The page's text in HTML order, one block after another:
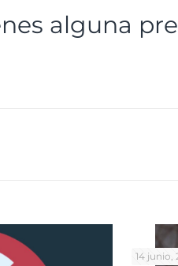
alguna
14 junio,